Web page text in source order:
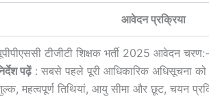
आवेदन प्रक्रिया
टीजीटी शिक्षक भर्ती 2025 आवेदन चरण:-
पढ़ें: सबसे पहले पूरी आधिकारिक अधिसूचना
महत्वपूर्ण तिथियां, आयु सीमा और छूट, चयन